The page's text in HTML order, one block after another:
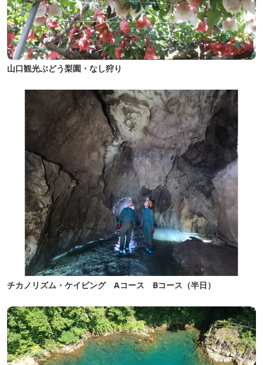
山口観光ぶどう梨園・なし狩り
チカノリズム・ケイビング Aコース Bコース（半日）